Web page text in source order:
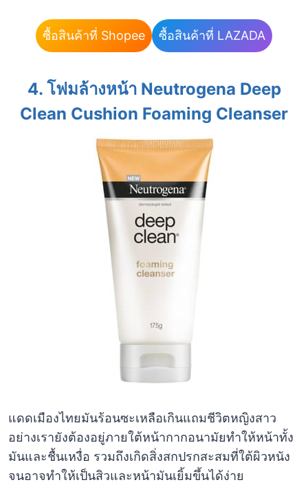
ซื้อสินค้าที่ Shopee ซื้อสินค้าที่ LAZADA
4. โฟมล้างหน้า Neutrogena Deep
Clean Cushion Foaming Cleanser
แดดเมืองไทยมันร้อนซะเหลือเกินแถมชีวิตหญิงสาว
อย่างเรายังต้องอยู่ภายใต้หน้ากากอนามัยทำให้หน้าทั้ง
มันและชื้นเหงื่อ รวมถึงเกิดสิ่งสกปรกสะสมที่ใต้ผิวหนัง
จนอาจทำให้เป็นสิวและหน้ามันเยิ้มขึ้นได้ง่าย